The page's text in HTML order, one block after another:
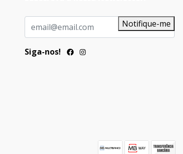
Notifique-me
Siga-nos!